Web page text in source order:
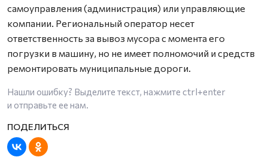
самоуправления (администрация) или управляющие
компании. Региональный оператор несет
ответственность за вывоз мусора с момента его
погрузки в машину, но не имеет полномочий и средств
ремонтировать муниципальные дороги.
Нашли ошибку? Выделите текст, нажмите ctrl+enter
и отправьте ее нам.